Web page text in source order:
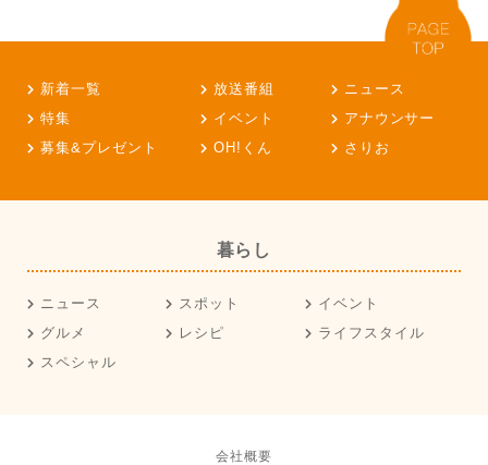
新着一覧 放送番組
ニュース
特集
イベント
アナウンサー
募集&プレゼント
OH!くん さりお
暮らし
ニュース スポット
イベント
グルメ
レシピ
ライフスタイル
スペシャル
会社概要